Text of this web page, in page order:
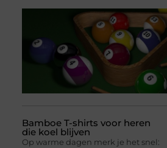
Bamboe T-shirts voor heren
die koel blijven
Op warme dagen merk je het snel: